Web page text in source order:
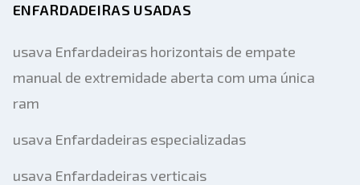
ENFARDADEIRAS USADAS
usava Enfardadeiras horizontais de empate
manual de extremidade aberta com uma única
ram
usava Enfardadeiras especializadas
usava Enfardadeiras verticais